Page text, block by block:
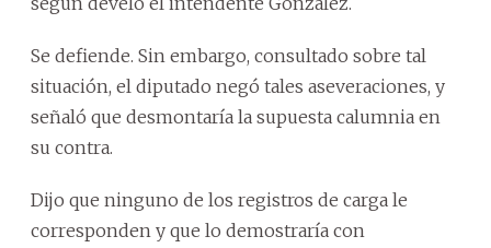
Se defiende. Sin embargo, consultado sobre tal
situación, el diputado negó tales aseveraciones, y
señaló que desmontaría la supuesta calumnia en
su contra.
Dijo que ninguno de los registros de carga le
corresponden y que lo demostraría con